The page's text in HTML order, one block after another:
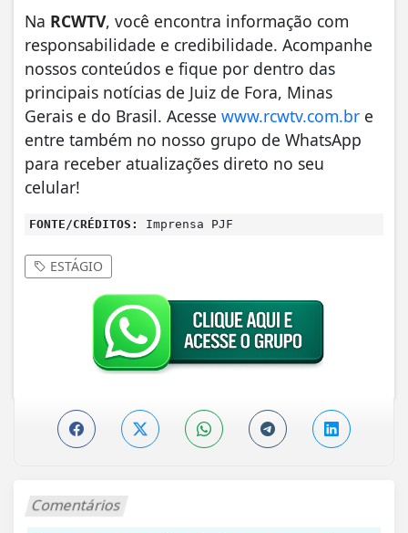
Na RCWTV, você encontra informação com
responsabilidade e credibilidade. Acompanhe
nossos conteúdos e fique por dentro das
principais notícias de Juiz de Fora, Minas
Gerais e do Brasil. Acesse www.rcwtv.com.br e
entre também no nosso grupo de WhatsApp
para receber atualizações direto no seu
celular!
FONTE/CRÉDITOS: Imprensa PJF
ESTÁGIO
Comentários